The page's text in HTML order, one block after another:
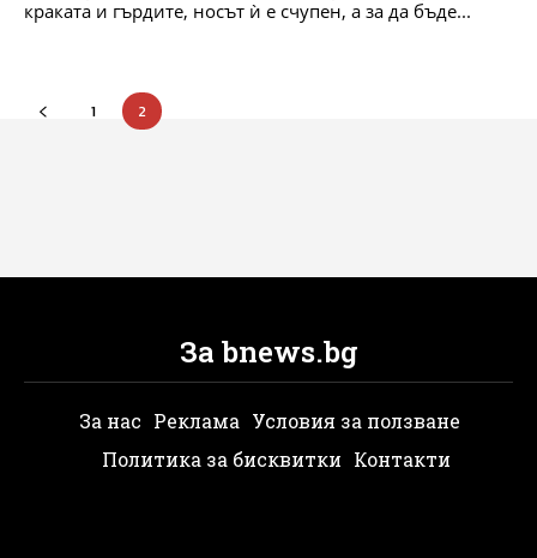
краката и гърдите, носът ѝ е счупен, а за да бъде...
1 2
За bnews.bg
За нас Реклама Условия за ползване
Политика за бисквитки Контакти